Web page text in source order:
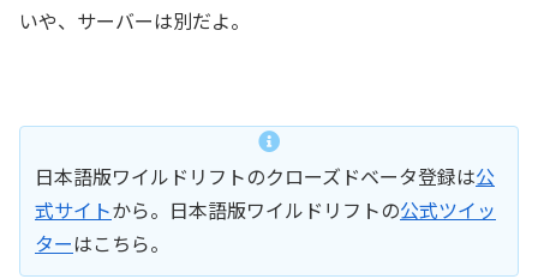
いや、サーバーは別だよ。
日本語版ワイルドリフトのクローズドベータ登録は公
式サイトから。日本語版ワイルドリフトの公式ツイッ
ターはこちら。